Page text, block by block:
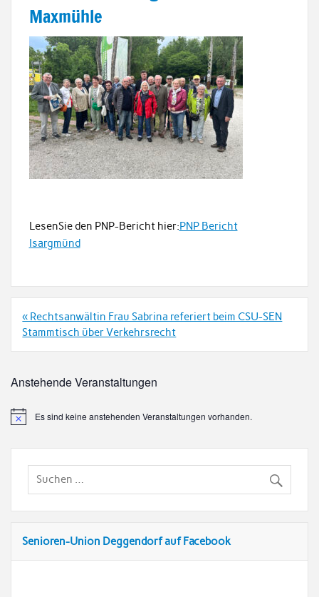
Maxmühle
LesenSie den PNP-Bericht hier:PNP Bericht
Isargmünd
Beitrags-
Navigation
« Rechtsanwältin Frau Sabrina referiert beim CSU-SEN
Stammtisch über Verkehrsrecht
Anstehende Veranstaltungen
Es sind keine anstehenden Veranstaltungen vorhanden.
Senioren-Union Deggendorf auf Facebook